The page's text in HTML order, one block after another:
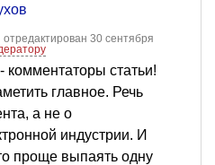
отредактирован 30 сентября
статьи!
главное. Речь
а не о
индустрии. И
проще выпаять одну